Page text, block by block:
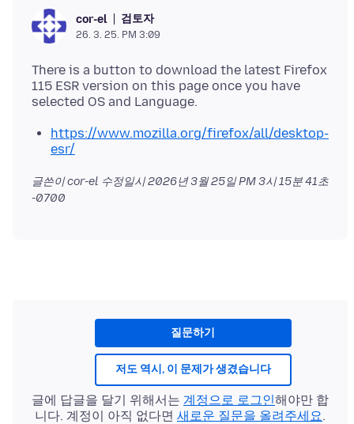
cor-el 검토자
26. 3. 25. PM 3:09
There is a button to download the latest Firefox
115 ESR version on this page once you have
https://www.mozilla.org/firefox/all/desktop-
esr/
글쓴이 cor-el 수정일시2026년 3월 25일 PM 3시 15분 41초
-0700
질문하기
저도 역시, 이 문제가 생겼습니다
글에 답글을 달기 위해서는 계정으로 로그인해야만 합
니다. 계정이 아직 없다면 새로운 질문을 올려주세요.